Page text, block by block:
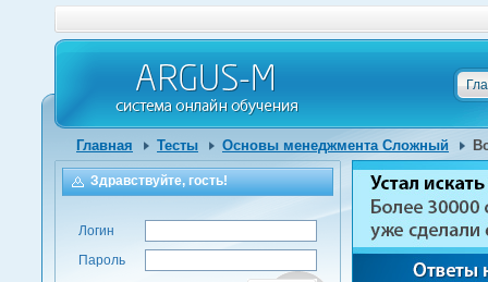
Главная Тесты Основы менеджмента Сложный
Здравствуйте, гость!
Логин
Пароль